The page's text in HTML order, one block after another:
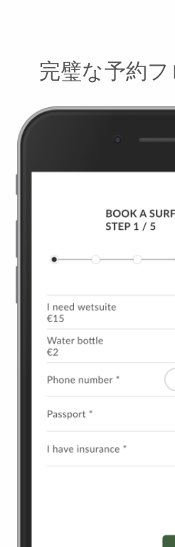
完璧な予約